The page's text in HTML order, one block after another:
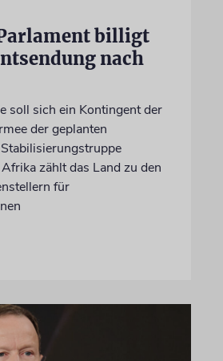
billigt
nach
soll sich ein Kontingent der
der geplanten
zählt das Land zu den
für